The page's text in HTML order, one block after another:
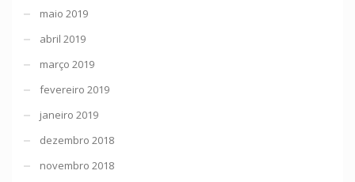
maio 2019
abril 2019
março 2019
fevereiro 2019
janeiro 2019
dezembro 2018
novembro 2018